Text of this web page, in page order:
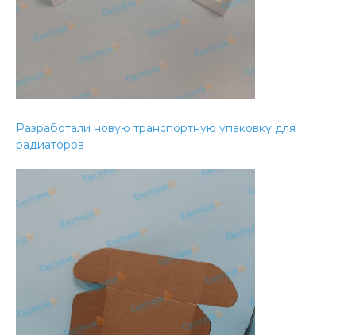
Разработали новую транспортную упаковку для
радиаторов